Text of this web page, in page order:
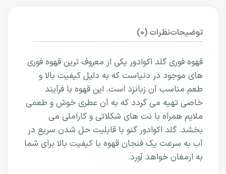
توضیحاتنظرات (0)
قهوه فوری گلد اکوادور یکی از معروف ترین قهوه فوری
های موجود در دنیاست که به دلیل کیفیت بالا و
طعم مناسب آن زبانزد است. این قهوه با فرآیند
خاصی تهیه می گردد که به آن عطری خوش و طعمی
ملایم همراه با نت های شکلاتی و کاراملی می
بخشد. گلد اکوادور گنو با قابلیت حل شدن سریع در
آب به سرعت یک فنجان قهوه با کیفیت بالا برای شما
به ارمغان خواهد آورد.